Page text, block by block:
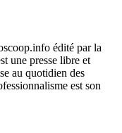
édité par la
une presse libre et
au quotidien des
est son